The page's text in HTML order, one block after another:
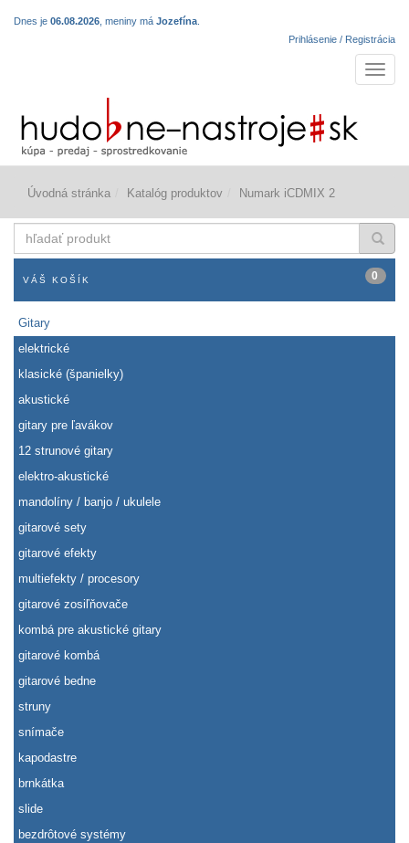
Dnes je 06.08.2026 , meniny má Jozefína
Prihlásenie / Registrácia
Úvodná stránka Katalóg produktov Numark iCDMIX 2
produkt
VÁŠ KOŠÍK 0
Gitary
elektrické
klasické (španielky)
akustické
gitary pre ľavákov
12 strunové gitary
elektro-akustické
mandolíny / banjo / ukulele
gitarové sety
gitarové efekty
multiefekty / procesory
gitarové zosiľňovače
kombá pre akustické gitary
gitarové kombá
gitarové bedne
struny
snímače
kapodastre
brnkátka
slide
bezdrôtové systémy